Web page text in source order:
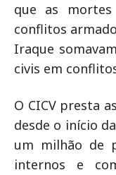
que as
conflitos
Iraque
civis em
O CICV presta
desde o início
um milhão de
internos e